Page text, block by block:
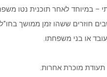
– במיוחד לאחר תוכנית נטו
חוזרים ששהו זמן ממושך
או בני משפחתו.
תעודת מוכרת אחרות.